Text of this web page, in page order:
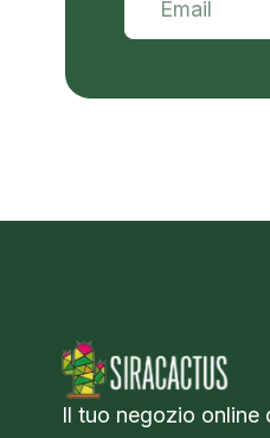
Il tuo negozio